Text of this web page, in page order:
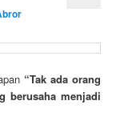
“Tak ada orang
berusaha menjadi